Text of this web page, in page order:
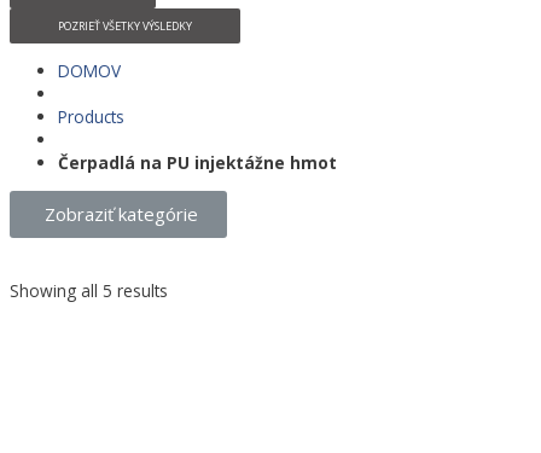
POZRIEŤ VŠETKY VÝSLEDKY
DOMOV
Products
Čerpadlá na PU injektážne hmot
Zobraziť kategórie
Showing all 5 results